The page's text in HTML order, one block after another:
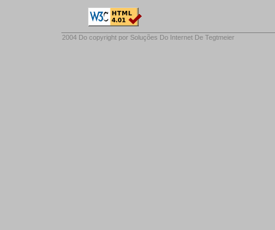
2004 Do copyright por Soluções Do Internet De Tegtmeier